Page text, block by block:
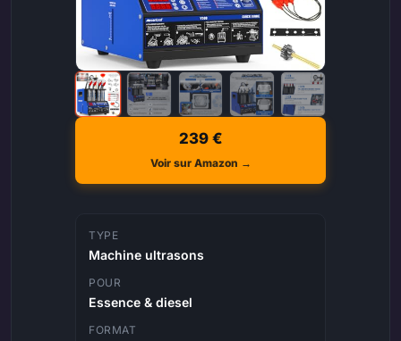
239 €
Voir sur Amazon →
TYPE
Machine ultrasons
POUR
Essence & diesel
FORMAT